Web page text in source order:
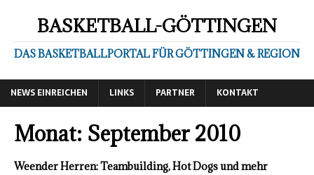
BASKETBALL-GÖTTINGEN
DAS BASKETBALLPORTAL FÜR GÖTTINGEN & REGION
NEWS EINREICHEN LINKS PARTNER KONTAKT
Monat: September 2010
Weender Herren: Teambuilding, Hot Dogs und mehr